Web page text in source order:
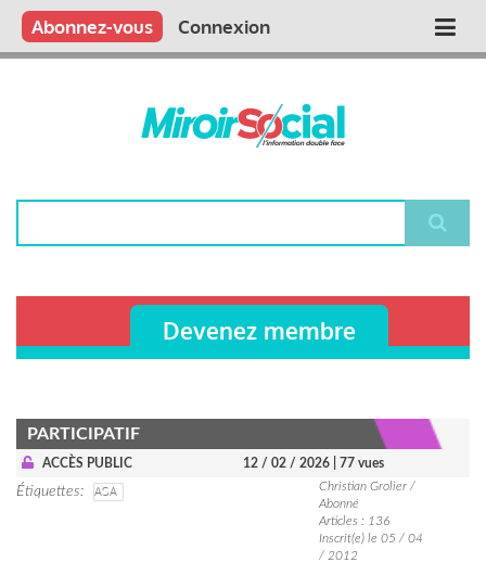
Aller
contenu
Main
Qui sommes nous ?
Vous publiez
Nous publions
Contactez-nous
Abonnez-vous Connexion
Devenez membre
PARTICIPATIF
ACCÈS PUBLIC 12 / 02 / 2026 | 77 vues
Étiquettes ASA
Christian Grolier /
Abonné
Articles : 136
Inscrit(e) le 05 / 04
/ 2012